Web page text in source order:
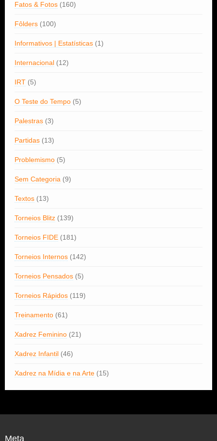
Fatos & Fotos (160)
Fôlders (100)
Informativos | Estatísticas (1)
Internacional (12)
IRT (5)
O Teste do Tempo (5)
Palestras (3)
Partidas (13)
Problemismo (5)
Sem Categoria (9)
Textos (13)
Torneios Blitz (139)
Torneios FIDE (181)
Torneios Internos (142)
Torneios Pensados (5)
Torneios Rápidos (119)
Treinamento (61)
Xadrez Feminino (21)
Xadrez Infantil (46)
Xadrez na Mídia e na Arte (15)
Meta